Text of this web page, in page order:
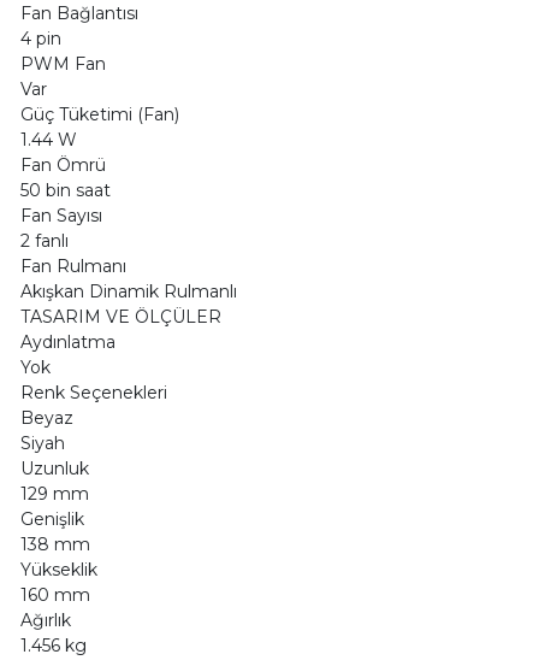
Fan Bağlantısı
4 pin
PWM Fan
Var
Güç Tüketimi (Fan)
1.44 W
Fan Ömrü
50 bin saat
Fan Sayısı
2 fanlı
Fan Rulmanı
Akışkan Dinamik Rulmanlı
TASARIM VE ÖLÇÜLER
Aydınlatma
Yok
Renk Seçenekleri
Beyaz
Siyah
Uzunluk
129 mm
Genişlik
138 mm
Yükseklik
160 mm
Ağırlık
1.456 kg